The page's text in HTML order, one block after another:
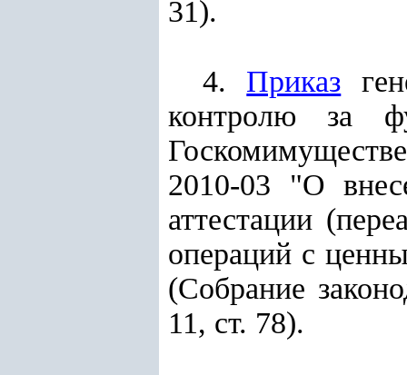
31).
4. Приказ
контролю за
2010-03 "О
аттестации
операций с
(Собрание
11, ст. 78).